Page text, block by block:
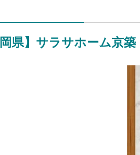
岡県】サラサホーム京築